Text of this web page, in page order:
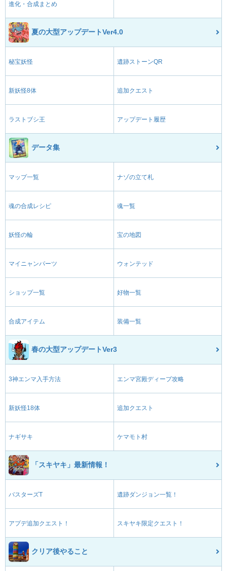
進化・合成まとめ
夏の大型アップデートVer4.0
秘宝妖怪 遺跡ストーンQR
新妖怪8体 追加クエスト
ラストブシ王 アップデート履歴
データ集
マップ一覧 ナゾの立て札
魂の合成レシピ 魂一覧
妖怪の輪 宝の地図
マイニャンパーツ ウォンテッド
ショップ一覧 好物一覧
合成アイテム 装備一覧
春の大型アップデートVer3
3神エンマ入手方法 エンマ宮殿ディープ攻略
新妖怪18体 追加クエスト
ナギサキ ケマモト村
「スキヤキ」最新情報！
バスターズT 遺跡ダンジョン一覧！
アプデ追加クエスト！ スキヤキ限定クエスト！
クリア後やること